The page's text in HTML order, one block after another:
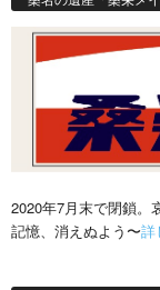
2020年7月末で閉鎖。
記憶、消えぬよう〜詳